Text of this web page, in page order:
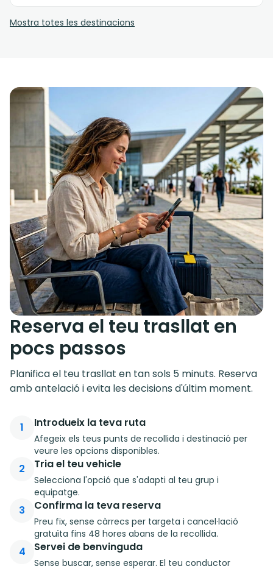
Mostra totes les destinacions
Reserva el teu trasllat en
pocs passos
Planifica el teu trasllat en tan sols 5 minuts. Reserva
amb antelació i evita les decisions d'últim moment.
1 Introdueix la teva ruta
Afegeix els teus punts de recollida i destinació per
veure les opcions disponibles.
2 Tria el teu vehicle
Selecciona l'opció que s'adapti al teu grup i
equipatge.
3 Confirma la teva reserva
Preu fix, sense càrrecs per targeta i cancel·lació
gratuïta fins 48 hores abans de la recollida.
4 Servei de benvinguda
Sense buscar, sense esperar. El teu conductor